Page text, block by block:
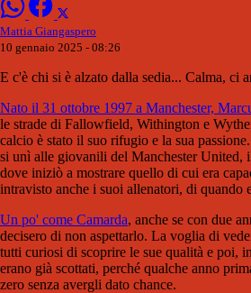
Mattia Giangaspero
10 gennaio 2025 - 08:26
E c'è chi si è alzato dalla sedia... Calma, ci
Nato il 31 ottobre 1997 a Manchester,
le strade di Fallowfield, Withington e
calcio è stato il suo rifugio e la sua
si unì alle giovanili del Manchester United,
dove iniziò a mostrare quello di cui era
intravisto anche i suoi allenatori, di quando
Un po' come Camarda, anche se con due
decisero di non aspettarlo. La voglia di
tutti curiosi di scoprire le sue qualità e poi,
erano già scottati, perché qualche anno
zero senza avergli dato chance.